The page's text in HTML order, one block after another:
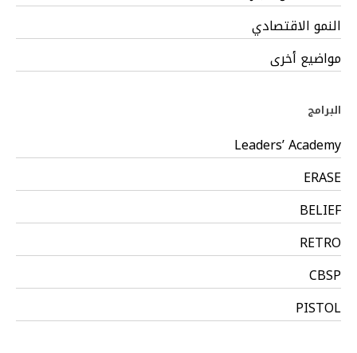
النمو الاقتصادي
مواضيع أخرى
البرامج
Leaders’ Academy
ERASE
BELIEF
RETRO
CBSP
PISTOL